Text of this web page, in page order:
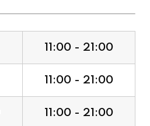
11:00 - 21:00
11:00 - 21:00
11:00 - 21:00